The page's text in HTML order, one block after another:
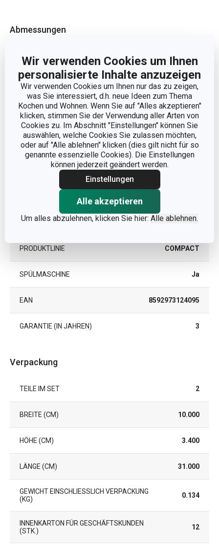
Wir verwenden Cookies um Ihnen
personalisierte Inhalte anzuzeigen
Wir verwenden Cookies um Ihnen nur das zu zeigen,
was Sie interessiert, d.h. neue Ideen zum Thema
Kochen und Wohnen. Wenn Sie auf "Alles akzeptieren"
klicken, stimmen Sie der Verwendung aller Arten von
Cookies zu. Im Abschnitt "Einstellungen" können Sie
auswählen, welche Cookies Sie zulassen möchten,
oder auf "Alle ablehnen" klicken (dies gilt nicht für so
genannte essenzielle Cookies). Die Einstellungen
können jederzeit geändert werden.
Einstellungen
Alle akzeptieren
Um alles abzulehnen, klicken Sie hier: Alle ablehnen.
Abmessungen
PRODUKTBREITE (CM)
PRODUKTHÖHE (CM)
PRODUKTLÄNGE (CM) 25
Andere Parameter
Küchenutensilien
PRODUKTART Zangen und Pinzetten
PRODUKTLINIE COMPACT
SPÜLMASCHINE Ja
EAN 8592973124095
GARANTIE (IN JAHREN) 3
Verpackung
TEILE IM SET 2
BREITE (CM) 10.000
HÖHE (CM) 3.400
LÄNGE (CM) 31.000
GEWICHT EINSCHLIESSLICH VERPACKUNG (
KG)
0.134
INNENKARTON FÜR GESCHÄFTSKUNDEN
(STK.)
12